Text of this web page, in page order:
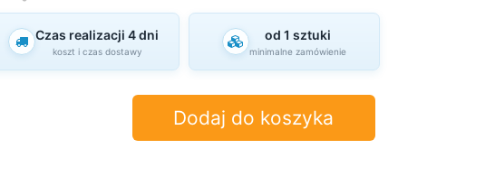
Czas realizacji 4 dni
koszt i czas dostawy
od 1 sztuki
minimalne zamówienie
Dodaj do koszyka